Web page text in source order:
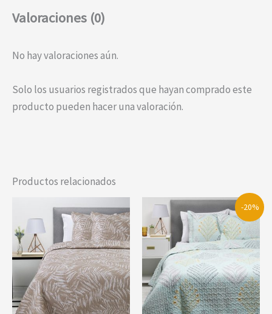
Valoraciones (0)
No hay valoraciones aún.
Solo los usuarios registrados que hayan comprado este
producto pueden hacer una valoración.
Productos relacionados
-20%